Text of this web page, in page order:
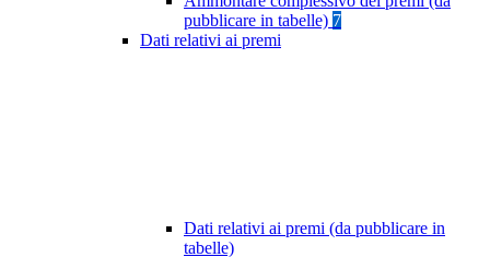
pubblicare in tabelle) 7
Dati relativi ai premi
Dati relativi ai premi (da pubblicare in
tabelle)